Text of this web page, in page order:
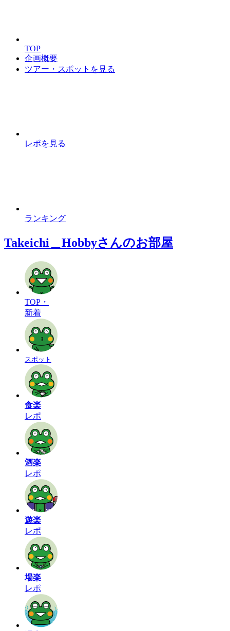
TOP
企画概要
ツアー・スポットを見る
レポを見る
ランキング
Takeichi＿Hobbyさんのお部屋
TOP・
新着
スポット
食楽
レポ
酒楽
レポ
遊楽
レポ
場楽
レポ